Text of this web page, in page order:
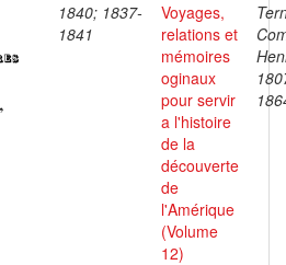
1840; 1837-
1841
Voyages,
relations et
mémoires
oginaux
pour servir
a l'histoire
de la
découverte
de
l'Amérique
(Volume
12)